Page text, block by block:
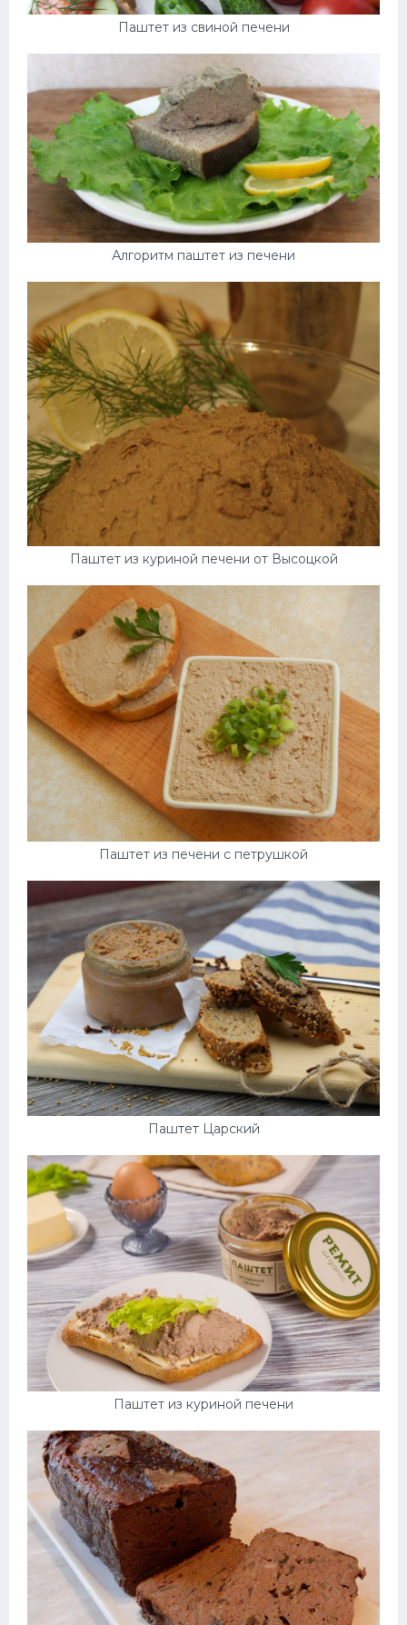
Паштет из свиной печени
Алгоритм паштет из печени
Паштет из куриной печени от Высоцкой
Паштет из печени с петрушкой
Паштет Царский
Паштет из куриной печени